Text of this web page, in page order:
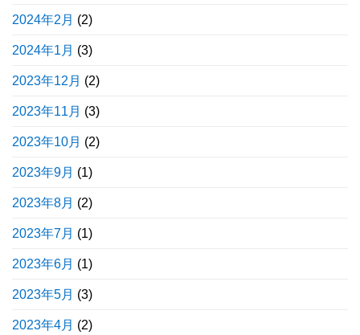
2024年2月 (2)
2024年1月 (3)
2023年12月 (2)
2023年11月 (3)
2023年10月 (2)
2023年9月 (1)
2023年8月 (2)
2023年7月 (1)
2023年6月 (1)
2023年5月 (3)
2023年4月 (2)